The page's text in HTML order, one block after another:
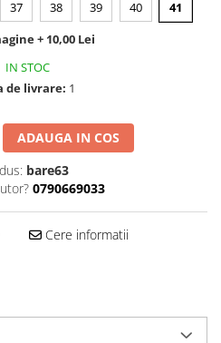
37 38 39 40
41
+ 10,00 Lei
IN STOC
de livrare: 1
ADAUGA IN COS
bare63
0790669033
Cere informatii